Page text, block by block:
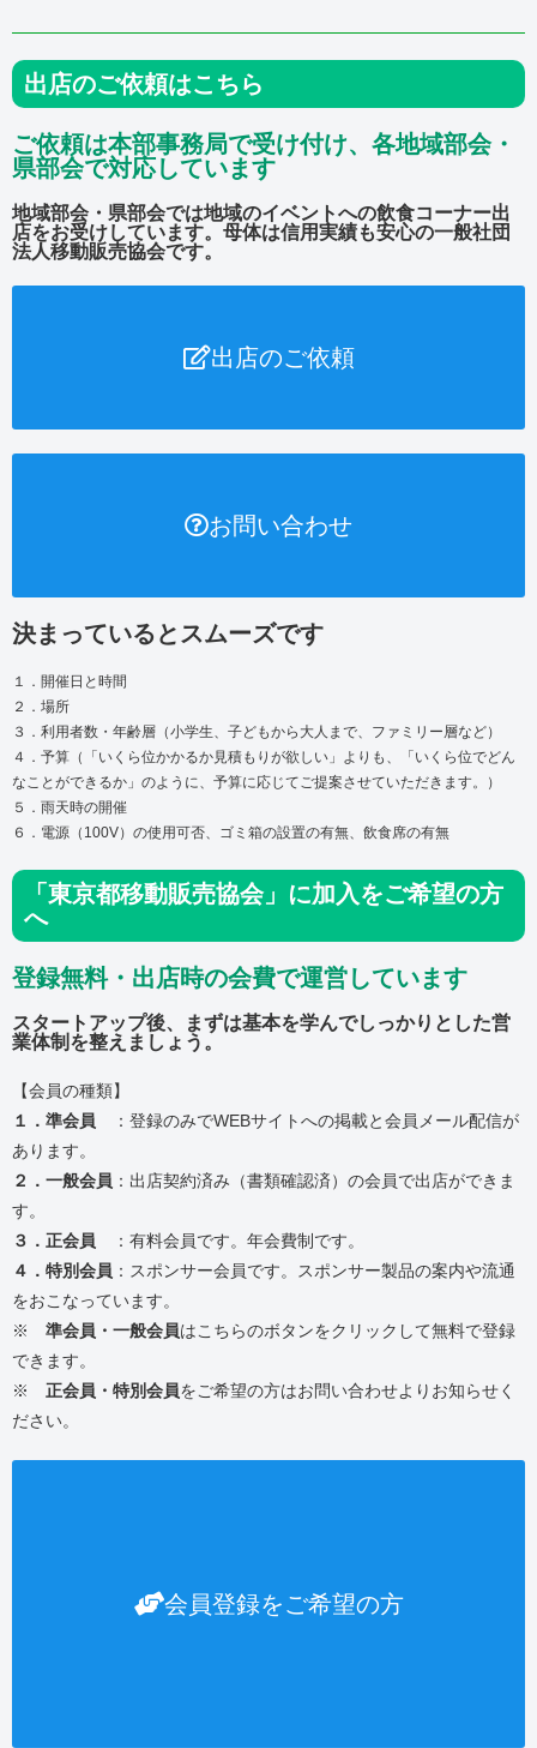
出店のご依頼はこちら
ご依頼は本部事務局で受け付け、各地域部会・
県部会で対応しています
地域部会・県部会では地域のイベントへの飲食コーナー出
店をお受けしています。母体は信用実績も安心の一般社団
法人移動販売協会です。
出店のご依頼
お問い合わせ
決まっているとスムーズです
１．開催日と時間
２．場所
３．利用者数・年齢層（小学生、子どもから大人まで、ファミリー層など）
４．予算（「いくら位かかるか見積もりが欲しい」よりも、「いくら位でどん
なことができるか」のように、予算に応じてご提案させていただきます。）
５．雨天時の開催
６．電源（100V）の使用可否、ゴミ箱の設置の有無、飲食席の有無
「東京都移動販売協会」に加入をご希望の方
へ
登録無料・出店時の会費で運営しています
スタートアップ後、まずは基本を学んでしっかりとした営
業体制を整えましょう。
【会員の種類】
１．準会員 ：登録のみでWEBサイトへの掲載と会員メール配信が
あります。
２．一般会員 ：出店契約済み（書類確認済）の会員で出店ができま
す。
３．正会員 ：有料会員です。年会費制です。
４．特別会員 ：スポンサー会員です。スポンサー製品の案内や流通
をおこなっています。
※ 準会員・一般会員はこちらのボタンをクリックして無料で登録
できます。
※ 正会員・特別会員をご希望の方はお問い合わせよりお知らせく
ださい。
会員登録をご希望の方